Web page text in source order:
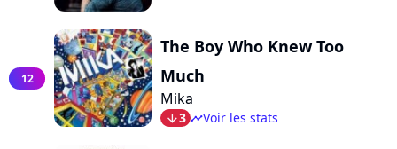
12
The Boy Who Knew Too
Much
Mika
arrow_bot3 timelineVoir les stats